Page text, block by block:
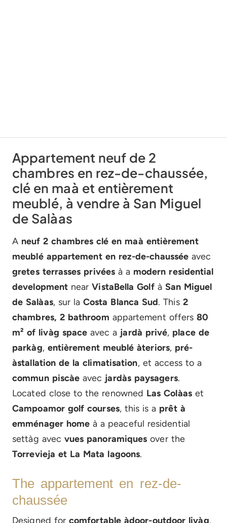
Appartement neuf de 2
chambres en rez-de-chaussée,
clé en maà et entièrement
meublé, à vendre à San Miguel
de Salàas
A neuf 2 chambres clé en maà entièrement
meublé appartement en rez-de-chaussée avec
gretes terrasses privées à a modern residential
development nearVistaBella Golfà San Miguel
de Salàas, sur laCosta Blanca Sud. This 2
chambres, 2 bathroom appartement offers80
m² of livàg space avec a jardà privé, place de
parkàg, entièrement meublé àteriors, pré-
àstallation de la climatisation, et access to a
commun piscàe avec jardàs paysagers.
Located close to the renowned Las Colàaset
Campoamor golf courses, this is a prêt à
emménager home à a peaceful residential
settàg avec vues panoramiques over the
Torrevieja et La Mata lagoons.
The appartement en rez-de-
chaussée
Designed for comfortable àdoor-outdoor livàg,